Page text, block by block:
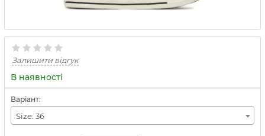
Залишити відгук
В наявності
Варіант:
Size: 36